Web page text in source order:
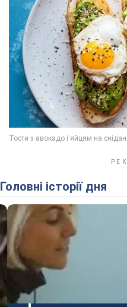
Головні історії дня